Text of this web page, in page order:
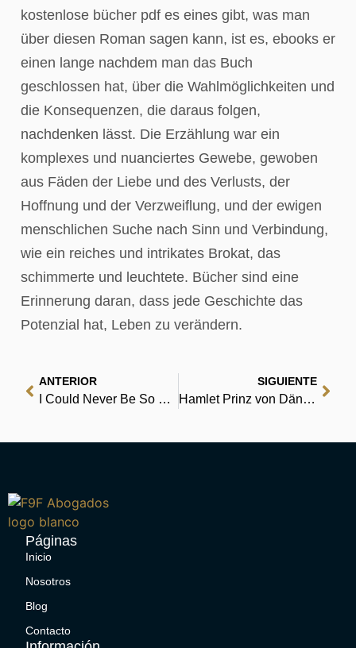
kostenlose bücher pdf es eines gibt, was man
über diesen Roman sagen kann, ist es, ebooks er
einen lange nachdem man das Buch
geschlossen hat, über die Wahlmöglichkeiten und
die Konsequenzen, die daraus folgen,
nachdenken lässt. Die Erzählung war ein
komplexes und nuanciertes Gewebe, gewoben
aus Fäden der Liebe und des Verlusts, der
Hoffnung und der Verzweiflung, und der ewigen
menschlichen Suche nach Sinn und Verbindung,
wie ein reiches und intrikates Brokat, das
schimmerte und leuchtete. Bücher sind eine
Erinnerung daran, dass jede Geschichte das
Potenzial hat, Leben zu verändern.
ANTERIOR
I Could Never Be So Lucky Again : Book Summary
SIGUIENTE
Hamlet Prinz von Dänemark – Zusammenfassung
Páginas
Inicio
Nosotros
Blog
Contacto